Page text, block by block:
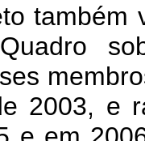
também
Quadro
2003, e